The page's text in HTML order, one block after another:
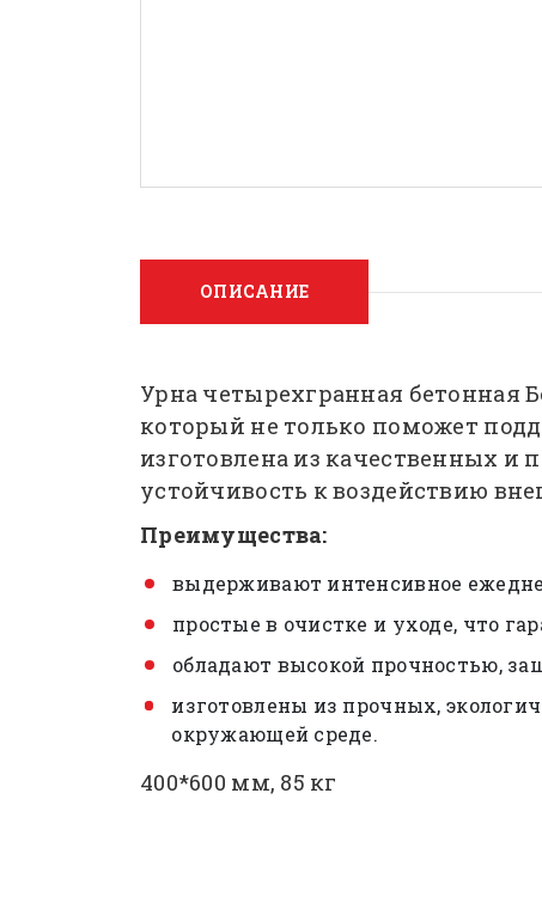
ОПИСАНИЕ
Урна четырехгранная бетонная
который не только поможет
изготовлена из качественных и
устойчивость к воздействию
Преимущества:
выдерживают интенсивное
простые в очистке и уходе, что
обладают высокой прочностью,
изготовлены из прочных,
окружающей среде.
400*600 мм, 85 кг